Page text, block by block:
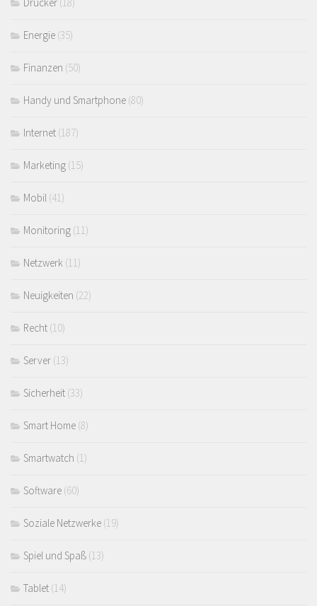
Energie (35)
Finanzen (50)
Handy und Smartphone (80)
Internet (187)
Marketing (15)
Mobil (41)
Monitoring (11)
Netzwerk (11)
Neuigkeiten (22)
Recht (10)
Server (13)
Sicherheit (33)
Smart Home (8)
Smartwatch (1)
Software (60)
Soziale Netzwerke (19)
Spiel und Spaß (13)
Tablet (14)